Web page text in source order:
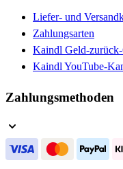
Liefer- und
Zahlungsarten
Kaindl Geld-
Kaindl YouTube-
Zahlungsmethoden